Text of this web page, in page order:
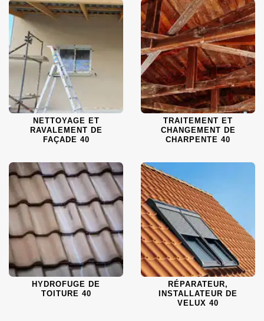
NETTOYAGE ET
RAVALEMENT DE
FAÇADE 40
TRAITEMENT ET
CHANGEMENT DE
CHARPENTE 40
HYDROFUGE DE
TOITURE 40
RÉPARATEUR,
INSTALLATEUR DE
VELUX 40